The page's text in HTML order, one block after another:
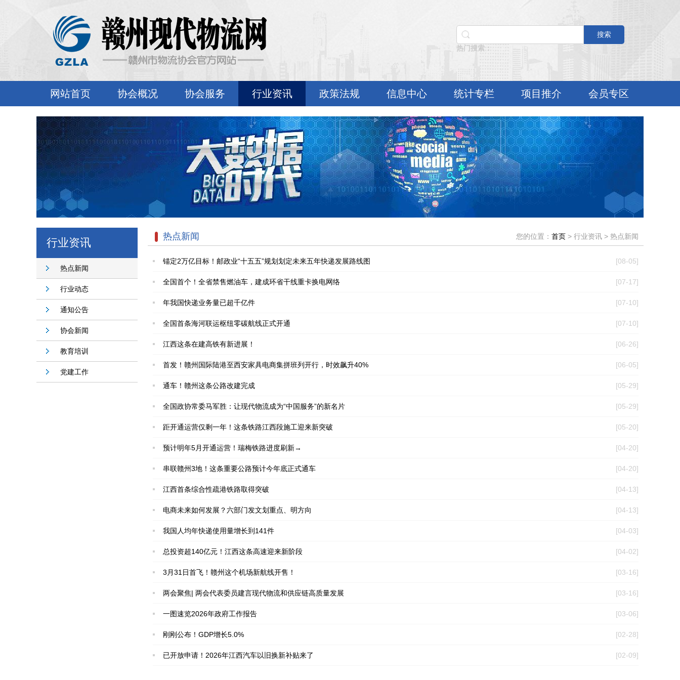
搜索
热门搜索：
网站首页 协会概况 协会服务 行业资讯 政策法规 信息中心 统计专栏 项目推介 会员专区
行业资讯
热点新闻
行业动态
通知公告
协会新闻
教育培训
党建工作
热点新闻 您的位置： 首页 > 行业资讯 > 热点新闻
[08-05]
锚定2万亿目标！邮政业“十五五”规划划定未来五年快递发展路线图
[07-17]
全国首个！全省禁售燃油车，建成环省干线重卡换电网络
[07-10]
年我国快递业务量已超千亿件
[07-10]
全国首条海河联运枢纽零碳航线正式开通
[06-26]
江西这条在建高铁有新进展！
[06-05]
首发！赣州国际陆港至西安家具电商集拼班列开行，时效飙升40%
[05-29]
通车！赣州这条公路改建完成
[05-29]
全国政协常委马军胜：让现代物流成为“中国服务”的新名片
[05-20]
距开通运营仅剩一年！这条铁路江西段施工迎来新突破
[04-20]
预计明年5月开通运营！瑞梅铁路进度刷新→
[04-20]
串联赣州3地！这条重要公路预计今年底正式通车
[04-13]
江西首条综合性疏港铁路取得突破
[04-13]
电商未来如何发展？六部门发文划重点、明方向
[04-03]
我国人均年快递使用量增长到141件
[04-02]
总投资超140亿元！江西这条高速迎来新阶段
[03-16]
3月31日首飞！赣州这个机场新航线开售！
[03-16]
两会聚焦| 两会代表委员建言现代物流和供应链高质量发展
[03-06]
一图速览2026年政府工作报告
[02-28]
刚刚公布！GDP增长5.0%
[02-09]
已开放申请！2026年江西汽车以旧换新补贴来了